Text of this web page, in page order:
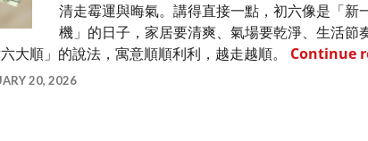
清走霉運與晦氣。講得直接一點，初六像是「新
機」的日子，家居要清爽、氣場要乾淨、生活節
大順」的說法，寓意順順利利，越走越順。 Continue
20, 2026